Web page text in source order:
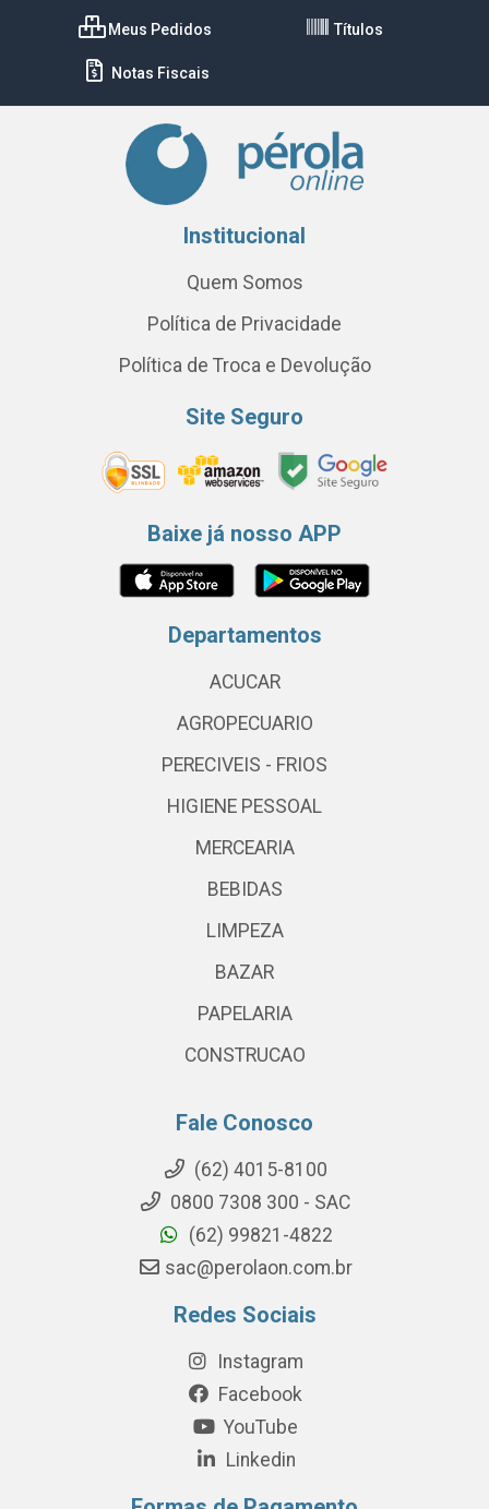
Meus Pedidos Títulos
Notas Fiscais
Institucional
Quem Somos
Política de Privacidade
Política de Troca e Devolução
Site Seguro
Baixe já nosso APP
Departamentos
ACUCAR
AGROPECUARIO
PERECIVEIS - FRIOS
HIGIENE PESSOAL
MERCEARIA
BEBIDAS
LIMPEZA
BAZAR
PAPELARIA
CONSTRUCAO
Fale Conosco
(62) 4015-8100
0800 7308 300 - SAC
(62) 99821-4822
sac@perolaon.com.br
Redes Sociais
Instagram
Facebook
YouTube
Linkedin